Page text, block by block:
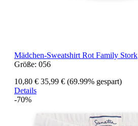
Mädchen-Sweatshirt Rot Family Stork
Größe: 056
10,80 € 35,99 € (69.99% gespart)
Details
-70%